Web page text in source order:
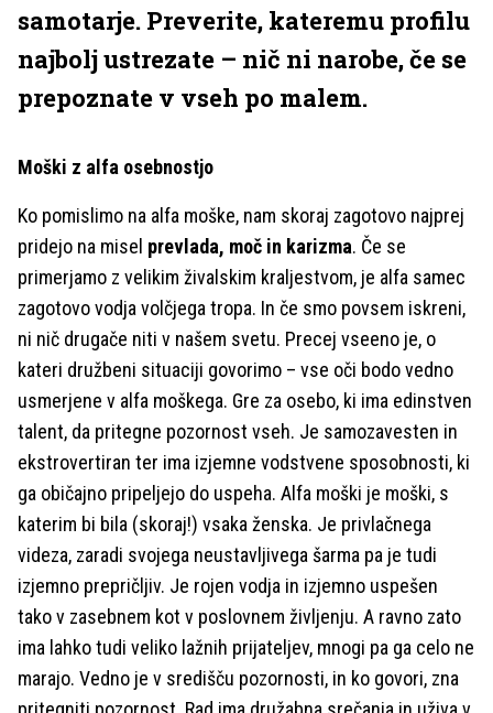
samotarje. Preverite, kateremu profilu
najbolj ustrezate – nič ni narobe, če se
prepoznate v vseh po malem.
Moški z alfa osebnostjo
Ko pomislimo na alfa moške, nam skoraj zagotovo najprej
pridejo na misel prevlada, moč in karizma. Če se
primerjamo z velikim živalskim kraljestvom, je alfa samec
zagotovo vodja volčjega tropa. In če smo povsem iskreni,
ni nič drugače niti v našem svetu. Precej vseeno je, o
kateri družbeni situaciji govorimo – vse oči bodo vedno
usmerjene v alfa moškega. Gre za osebo, ki ima edinstven
talent, da pritegne pozornost vseh. Je samozavesten in
ekstrovertiran ter ima izjemne vodstvene sposobnosti, ki
ga običajno pripeljejo do uspeha. Alfa moški je moški, s
katerim bi bila (skoraj!) vsaka ženska. Je privlačnega
videza, zaradi svojega neustavljivega šarma pa je tudi
izjemno prepričljiv. Je rojen vodja in izjemno uspešen
tako v zasebnem kot v poslovnem življenju. A ravno zato
ima lahko tudi veliko lažnih prijateljev, mnogi pa ga celo ne
marajo. Vedno je v središču pozornosti, in ko govori, zna